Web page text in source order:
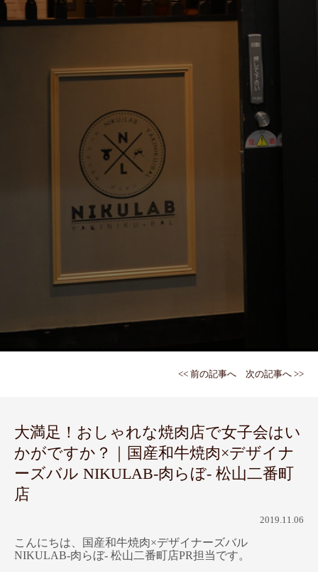
<< 前の記事へ 次の記事へ >>
大満足！おしゃれな焼肉店で女子会はい
かがですか？｜国産和牛焼肉×デザイナ
ーズバル NIKULAB-肉らぼ- 松山二番町
店
2019.11.06
こんにちは、国産和牛焼肉×デザイナーズバル
NIKULAB-肉らぼ- 松山二番町店PR担当です。